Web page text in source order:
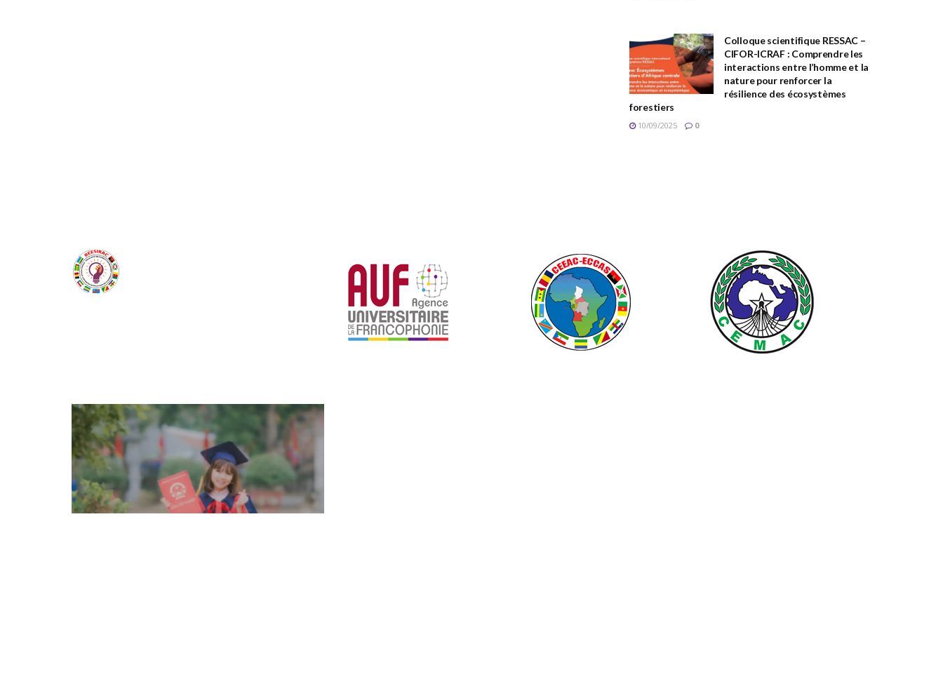
Colloque scientifique RESSAC –
CIFOR-ICRAF : Comprendre les
interactions entre l’homme et la
nature pour renforcer la
résilience des écosystèmes
forestiers
10/09/2025 0